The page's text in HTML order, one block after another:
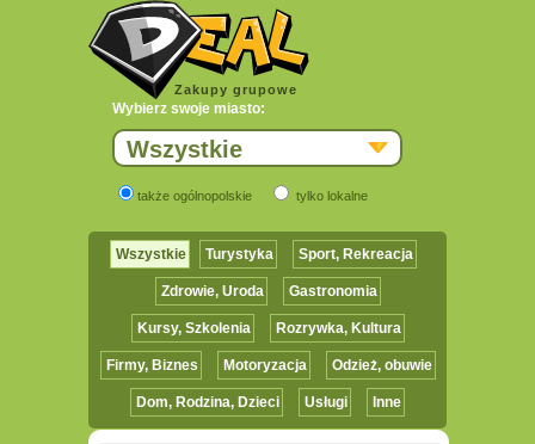
Zakupy grupowe
Wybierz swoje miasto:
Wszystkie
także ogólnopolskie tylko lokalne
Wszystkie Turystyka Sport, Rekreacja
Zdrowie, Uroda Gastronomia
Kursy, Szkolenia Rozrywka, Kultura
Firmy, Biznes Motoryzacja Odzież, obuwie
Dom, Rodzina, Dzieci Usługi Inne